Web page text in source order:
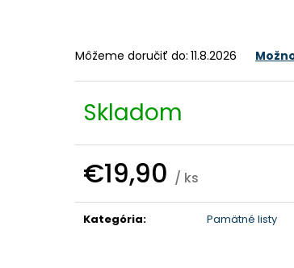
Môžeme doručiť do: 11.8.2026
Skladom
€19,90 / ks
cena:
Kategória: Pamätné listy